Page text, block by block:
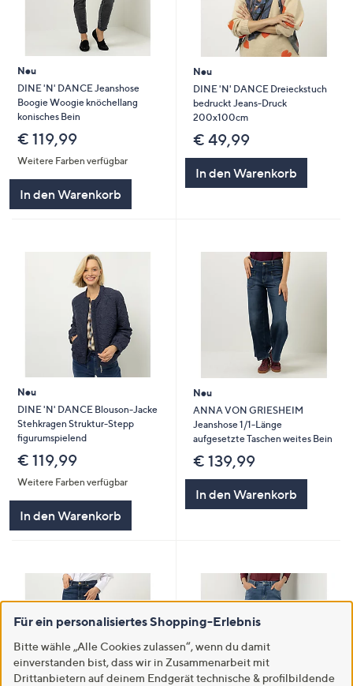
Neu
DINE 'N' DANCE Jeanshose
Boogie Woogie knöchellang
konisches Bein
€ 119,99
Weitere Farben verfügbar
In den Warenkorb
Neu
DINE 'N' DANCE Dreieckstuch
bedruckt Jeans-Druck
200x100cm
€ 49,99
In den Warenkorb
Neu
DINE 'N' DANCE Blouson-Jacke
Stehkragen Struktur-Stepp
figurumspielend
€ 119,99
Weitere Farben verfügbar
In den Warenkorb
Neu
ANNA VON GRIESHEIM
Jeanshose 1/1-Länge
aufgesetzte Taschen weites Bein
€ 139,99
In den Warenkorb
Für ein personalisiertes Shopping-Erlebnis
Bitte wähle „Alle Cookies zulassen“, wenn du damit
einverstanden bist, dass wir in Zusammenarbeit mit
Drittanbietern auf deinem Endgerät technische & profilbildende